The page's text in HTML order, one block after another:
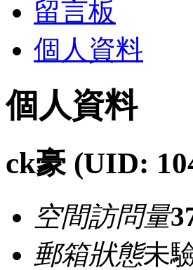
留言板
個人資料
個人資料
ck豪 (UID:
空間訪問量
郵箱狀態未